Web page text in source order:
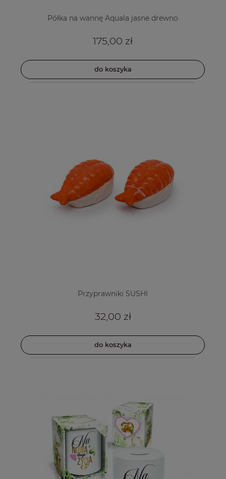
Półka na wannę Aquala jasne drewno
175,00 zł
do koszyka
Przyprawniki SUSHI
32,00 zł
do koszyka